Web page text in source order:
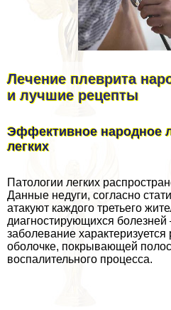
Лечение плеврита
и лучшие рецепты
Эффективное народное
легких
Патологии легких
Данные недуги, согласно
атакуют каждого третьего
диагностирующихся болезней
заболевание
оболочке, покрывающей
воспалительного процесса.